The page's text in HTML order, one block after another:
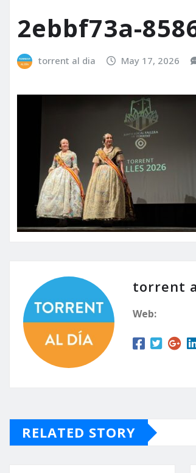
2ebbf73a-
torrent al dia May 17, 2026
torrent
Web:
RELATED STORY